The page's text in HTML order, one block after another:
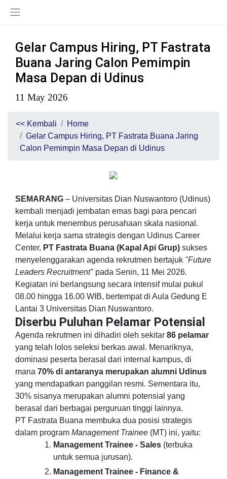
Gelar Campus Hiring, PT Fastrata
Buana Jaring Calon Pemimpin
Masa Depan di Udinus
11 May 2026
<< Kembali
Home
Gelar Campus Hiring, PT Fastrata Buana Jaring
Calon Pemimpin Masa Depan di Udinus
SEMARANG – Universitas Dian Nuswantoro (Udinus)
kembali menjadi jembatan emas bagi para pencari
kerja untuk menembus perusahaan skala nasional.
Melalui kerja sama strategis dengan Udinus Career
Center, PT Fastrata Buana (Kapal Api Grup) sukses
menyelenggarakan agenda rekrutmen bertajuk "Future
Leaders Recruitment"pada Senin, 11 Mei 2026.
Kegiatan ini berlangsung secara intensif mulai pukul
08.00 hingga 16.00 WIB, bertempat di Aula Gedung E
Lantai 3 Universitas Dian Nuswantoro.
Diserbu Puluhan Pelamar Potensial
Agenda rekrutmen ini dihadiri oleh sekitar 86 pelamar
yang telah lolos seleksi berkas awal. Menariknya,
dominasi peserta berasal dari internal kampus, di
mana 70% di antaranya merupakan alumni Udinus
yang mendapatkan panggilan resmi. Sementara itu,
30% sisanya merupakan alumni potensial yang
berasal dari berbagai perguruan tinggi lainnya.
PT Fastrata Buana membuka dua posisi strategis
dalam program Management Trainee (MT) ini, yaitu:
Management Trainee - Sales (terbuka
untuk semua jurusan).
Management Trainee - Finance &